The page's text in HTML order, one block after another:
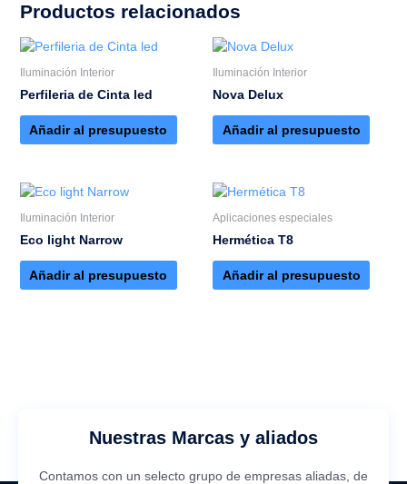
Productos relacionados
Iluminación Interior
Perfileria de Cinta led
Añadir al presupuesto
Iluminación Interior
Nova Delux
Añadir al presupuesto
Iluminación Interior
Eco light Narrow
Añadir al presupuesto
Aplicaciones especiales
Hermética T8
Añadir al presupuesto
Nuestras Marcas y aliados
Contamos con un selecto grupo de empresas aliadas, de